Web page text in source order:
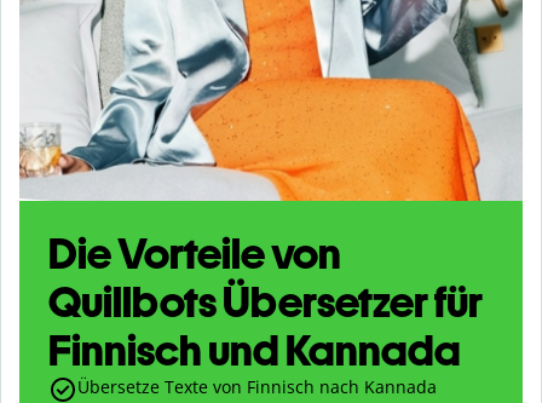
Die Vorteile von
Quillbots Übersetzer für
Finnisch und Kannada
Übersetze Texte von Finnisch nach Kannada